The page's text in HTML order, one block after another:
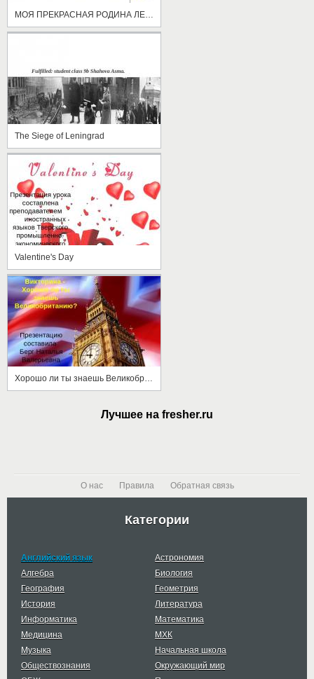
The Siege of Leningrad
Valentine's Day
Лучшее на fresher.ru
О нас Правила Обратная связь
Категории
Английский язык
Астрономия
Алгебра
Биология
География
Геометрия
История
Литература
Информатика
Математика
Медицина
МХК
Музыка
Начальная школа
Обществознания
Окружающий мир